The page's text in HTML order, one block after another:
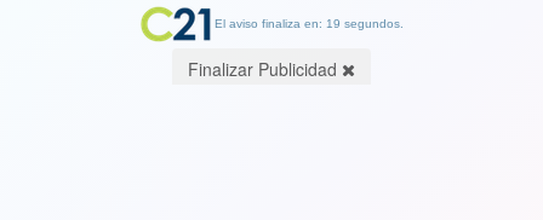
El aviso finaliza en: 19 segundos.
Finalizar Publicidad